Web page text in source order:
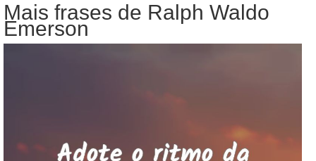
Mais frases de Ralph Waldo
Emerson